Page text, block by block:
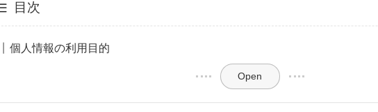
目次
個人情報の利用目的
Open